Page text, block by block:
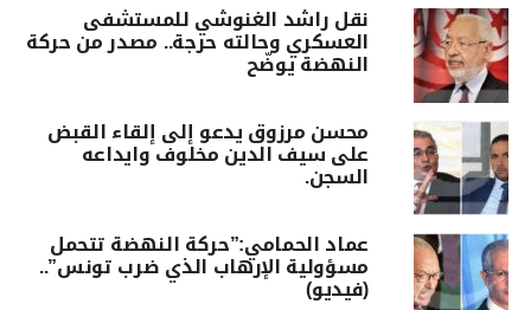
نقل راشد الغنوشي للمستشفى
العسكري وحالته حرجة.. مصدر من حركة
النهضة يوضّح
محسن مرزوق يدعو إلى إلقاء القبض
على سيف الدين مخلوف وايداعه
السجن.
عماد الحمامي:”حركة النهضة تتحمل
مسؤولية الإرهاب الذي ضرب تونس”..
(فيديو)